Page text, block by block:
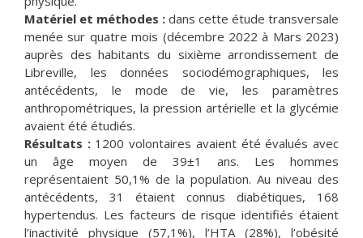
Matériel et méthodes : dans cette étude transversale
menée sur quatre mois (décembre 2022 à Mars 2023)
auprès des habitants du sixième arrondissement de
Libreville, les données sociodémographiques, les
antécédents, le mode de vie, les paramètres
anthropométriques, la pression artérielle et la glycémie
avaient été étudiés.
Résultats :1200 volontaires avaient été évalués avec
un âge moyen de 39±1 ans. Les hommes
représentaient 50,1% de la population. Au niveau des
antécédents, 31 étaient connus diabétiques, 168
hypertendus. Les facteurs de risque identifiés étaient
l’inactivité physique (57,1%), l’HTA (28%), l’obésité